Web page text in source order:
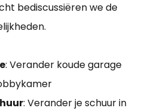
bediscussiëren we de
: Verander koude garage
: Verander je schuur in